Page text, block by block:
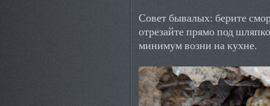
Совет бывалых: берите
отрезайте прямо под
минимум возни на кухне.